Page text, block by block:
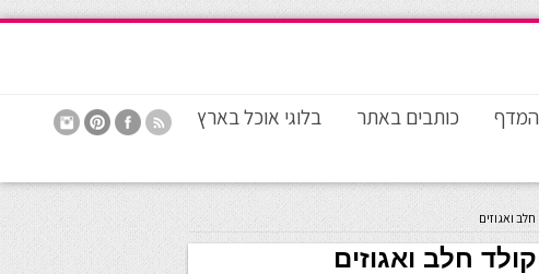
כותבים באתר בלוגי אוכל בארץ
ואגוזים
חלב ואגוזים